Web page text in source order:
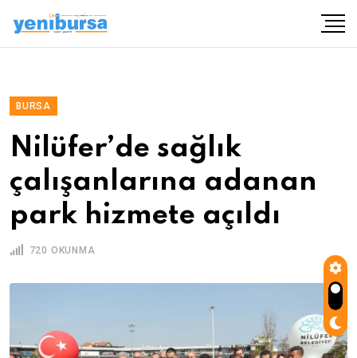
BURSA
Nilüfer’de sağlık
çalışanlarına adanan
park hizmete açıldı
720 OKUNMA